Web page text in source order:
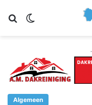
Zoeken
Algemeen